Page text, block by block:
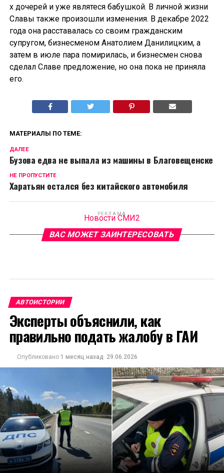
х дочерей и уже являтеся бабушкой. В личной жизни
Славы также произошли изменения. В декабре 2022
года она расставалась со своим гражданским
супругом, бизнесменом Анатолием Данилицким, а
затем в июле пара помирилась, и бизнесмен снова
сделал Славе предложение, но она пока не приняла
его.
МАТЕРИАЛЫ ПО ТЕМЕ:
ДАЛЕЕ
Бузова едва не выпала из машины в Благовещенске
НЕ ПРОПУСТИТЕ
Харатьян остался без китайского автомобиля
РЕКЛАМА
Новости СМИ2
ВАС МОЖЕТ ЗАИНТЕРЕСОВАТЬ
АВТОИСТОРИИ
Эксперты объяснили, как
правильно подать жалобу в ГАИ
Опубликовано 1 месяц назад 29.06.2026